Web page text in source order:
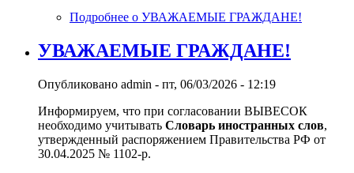
Подробнее о УВАЖАЕМЫЕ ГРАЖДАНЕ!
УВАЖАЕМЫЕ ГРАЖДАНЕ!
Опубликовано admin - пт, 06/03/2026 - 12:19
Информируем, что при согласовании ВЫВЕСОК
необходимо учитывать Словарь иностранных слов,
утвержденный распоряжением Правительства РФ от
30.04.2025 № 1102-р.